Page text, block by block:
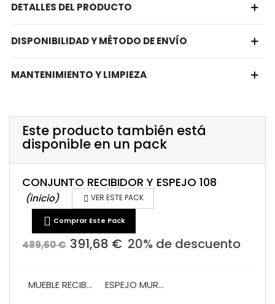
DETALLES DEL PRODUCTO
DISPONIBILIDAD Y MÉTODO DE ENVÍO
MANTENIMIENTO Y LIMPIEZA
Este producto también está
disponible en un pack
CONJUNTO RECIBIDOR Y ESPEJO 108
(inicio)  VER ESTE PACK
 Comprar Este Pack
489,60 € 391,68 € 20% de descuento
MUEBLE RECIBIDOR PUERTA Y CAJÓN VA1018 ESPEJO MURAL VA2016